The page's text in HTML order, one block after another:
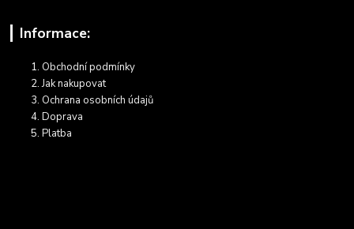
Informace:
Obchodní podmínky
Jak nakupovat
Ochrana osobních údajů
Doprava
Platba